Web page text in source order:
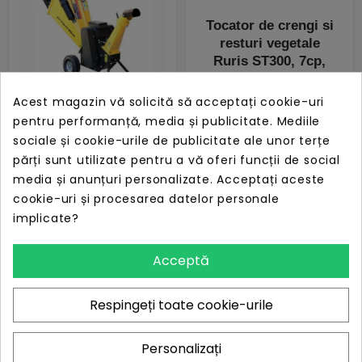
Recomandat
Progarden te50
tocator resturi
vegetale 2.2kw 230v
50mm
PRET
LIPSĂ STOC
Tocator de crengi si
resturi vegetale
Ruris ST300, 7cp,
PRET
LIPSĂ STOC
3.190,86 lei
Recomandat
Acest magazin vă solicită să acceptați cookie-uri
pentru performanță, media și publicitate. Mediile
sociale și cookie-urile de publicitate ale unor terțe
părți sunt utilizate pentru a vă oferi funcții de social
media și anunțuri personalizate. Acceptați aceste
cookie-uri și procesarea datelor personale
implicate?
Acceptă
Respingeți toate cookie-urile
Personalizați